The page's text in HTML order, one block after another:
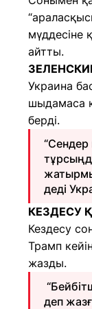
мүддесіне
айтты.
Украина
шыдамаса
берді.
деді
КЕЗДЕСУ
Кездесу
Трамп
жазды.
деп